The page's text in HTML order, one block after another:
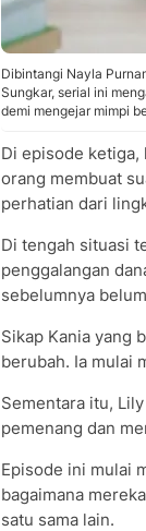
Dibintangi Nayla
Sungkar, serial ini
demi mengejar mimpi
Di episode ketiga,
orang membuat
perhatian dari
Di tengah situasi
penggalangan
sebelumnya
Sikap Kania yang
berubah. Ia mulai
Sementara itu,
pemenang dan
Episode ini mulai
bagaimana
satu sama lain.